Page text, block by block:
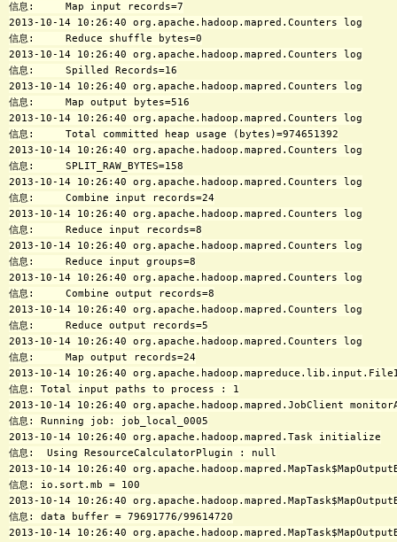
信息:     Map input records=7
2013-10-14 10:26:40 org.apache.hadoop.mapred.Counters log
信息:     Reduce shuffle bytes=0
2013-10-14 10:26:40 org.apache.hadoop.mapred.Counters log
信息:     Spilled Records=16
2013-10-14 10:26:40 org.apache.hadoop.mapred.Counters log
信息:     Map output bytes=516
2013-10-14 10:26:40 org.apache.hadoop.mapred.Counters log
信息:     Total committed heap usage (bytes)=974651392
2013-10-14 10:26:40 org.apache.hadoop.mapred.Counters log
信息:     SPLIT_RAW_BYTES=158
2013-10-14 10:26:40 org.apache.hadoop.mapred.Counters log
信息:     Combine input records=24
2013-10-14 10:26:40 org.apache.hadoop.mapred.Counters log
信息:     Reduce input records=8
2013-10-14 10:26:40 org.apache.hadoop.mapred.Counters log
信息:     Reduce input groups=8
2013-10-14 10:26:40 org.apache.hadoop.mapred.Counters log
信息:     Combine output records=8
2013-10-14 10:26:40 org.apache.hadoop.mapred.Counters log
信息:     Reduce output records=5
2013-10-14 10:26:40 org.apache.hadoop.mapred.Counters log
信息:     Map output records=24
2013-10-14 10:26:40
信息: Total input paths to process : 1
2013-10-14 10:26:40 org.apache.hadoop.mapred.JobClient
信息: Running job: job_local_0005
2013-10-14 10:26:40 org.apache.hadoop.mapred.Task initialize
信息:  Using ResourceCalculatorPlugin : null
2013-10-14 10:26:40
信息: io.sort.mb = 100
2013-10-14 10:26:40
信息: data buffer = 79691776/99614720
2013-10-14 10:26:40